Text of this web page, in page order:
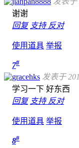
谢谢
回复 支持 反对
使用道具 举报
7#
gracehks 发表于
学习一下 好东西
回复 支持 反对
使用道具 举报
8#